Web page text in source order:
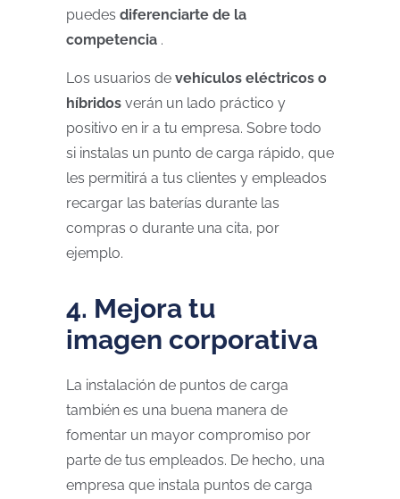
puedes diferenciarte de la
competencia .
Los usuarios de vehículos eléctricos o
híbridos verán un lado práctico y
positivo en ir a tu empresa. Sobre todo
si instalas un punto de carga rápido, que
les permitirá a tus clientes y empleados
recargar las baterías durante las
compras o durante una cita, por
ejemplo.
4. Mejora tu
imagen corporativa
La instalación de puntos de carga
también es una buena manera de
fomentar un mayor compromiso por
parte de tus empleados. De hecho, una
empresa que instala puntos de carga